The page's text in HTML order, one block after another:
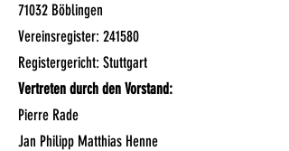
71032 Böblingen
Vereinsregister: 241580
Registergericht: Stuttgart
Vertreten durch den Vorstand:
Pierre Rade
Jan Philipp Matthias Henne